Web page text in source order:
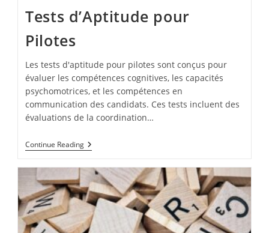
Tests d’Aptitude pour
Pilotes
Les tests d'aptitude pour pilotes sont conçus pour
évaluer les compétences cognitives, les capacités
psychomotrices, et les compétences en
communication des candidats. Ces tests incluent des
évaluations de la coordination…
Continue ReadingTests
D’Aptitude
Pilotes